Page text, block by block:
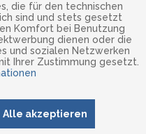
die für den technischen
sind und stets gesetzt
Komfort bei Benutzung
dienen oder die
und sozialen Netzwerken
Ihrer Zustimmung gesetzt.
Alle akzeptieren